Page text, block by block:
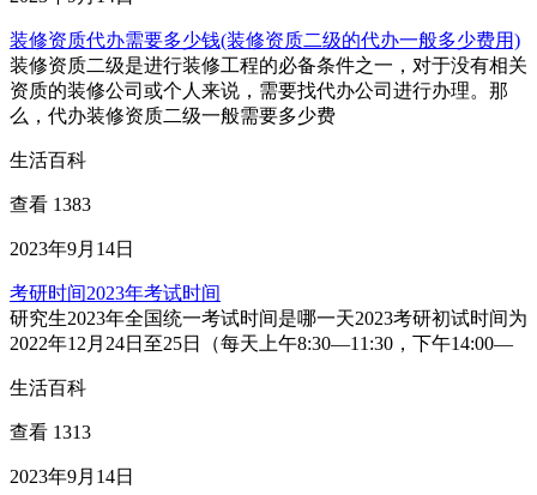
装修资质代办需要多少钱(装修资质二级的代办一般多少费用)
装修资质二级是进行装修工程的必备条件之一，对于没有相关
资质的装修公司或个人来说，需要找代办公司进行办理。那
么，代办装修资质二级一般需要多少费
生活百科
查看 1383
2023年9月14日
考研时间2023年考试时间
研究生2023年全国统一考试时间是哪一天2023考研初试时间为
2022年12月24日至25日（每天上午8:30—11:30，下午14:00—
生活百科
查看 1313
2023年9月14日